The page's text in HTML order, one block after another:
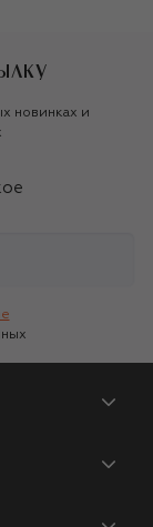
новинках и